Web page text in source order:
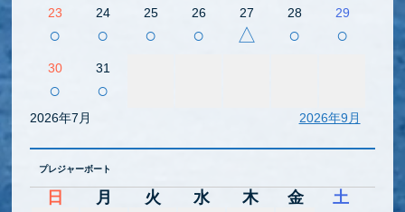
23
○
24
○
25
○
26
○
27
△
28
○
29
○
30
○
31
○
2026年7月 2026年9月
プレジャーボート
日 月 火 水 木 金 土